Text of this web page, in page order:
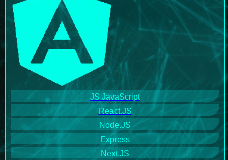
JS JavaScript
React.JS
Node.JS
Express
Next.JS